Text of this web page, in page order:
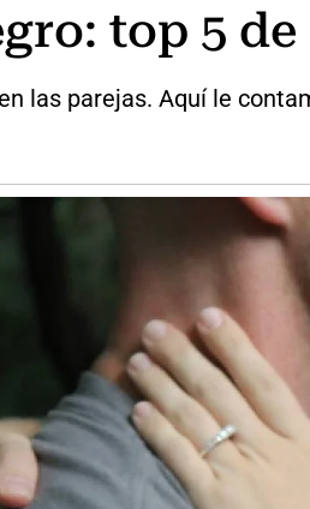
top 5
las parejas. Aquí le